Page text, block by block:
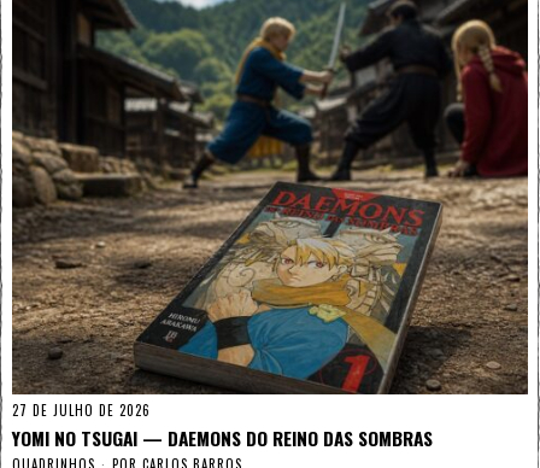
27 DE JULHO DE 2026
YOMI NO TSUGAI — DAEMONS DO REINO DAS SOMBRAS